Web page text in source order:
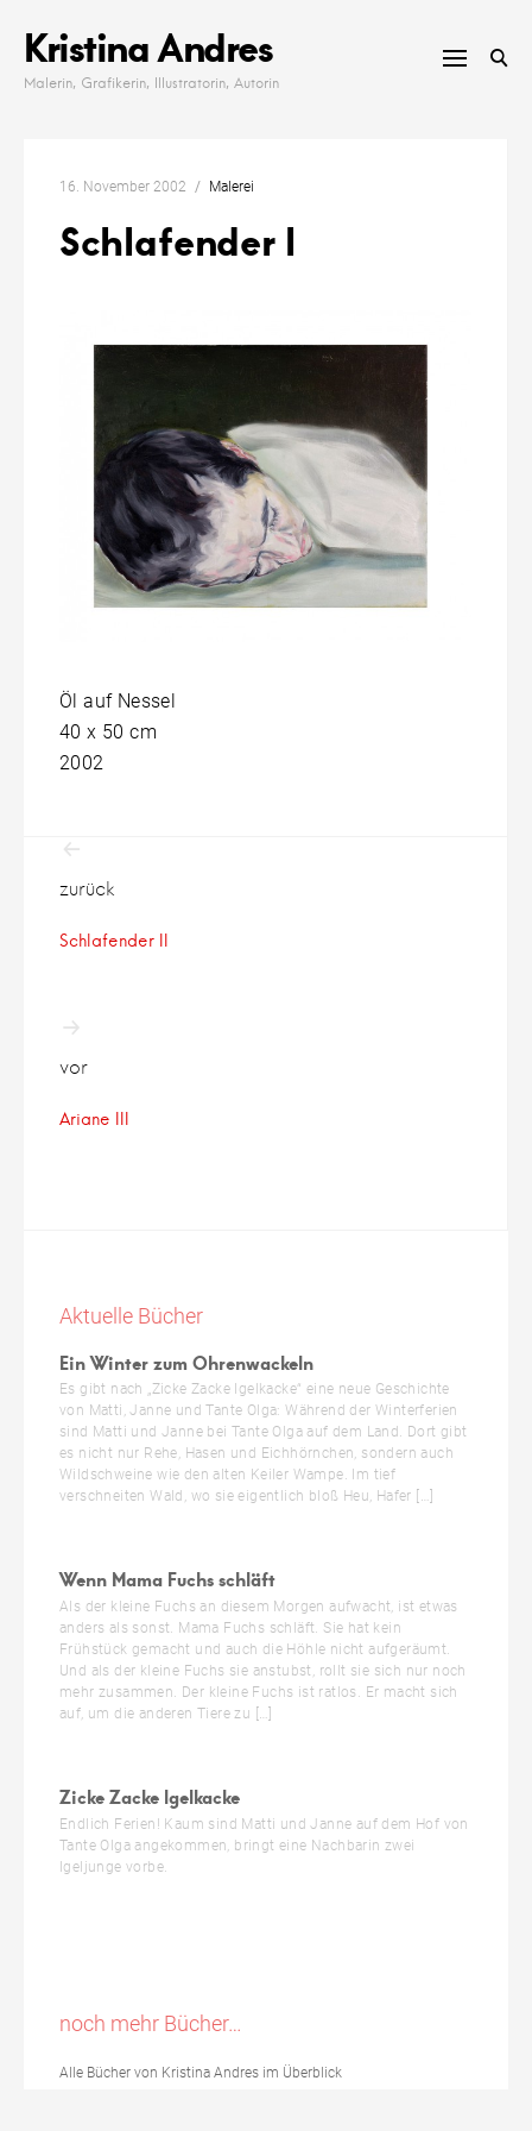
content
Kristina Andres
Malerin, Grafikerin, Illustratorin, Autorin
16. November 2002 Malerei
Schlafender I
Öl auf Nessel
40 x 50 cm
2002
Beitragsnavigation
zurück
Schlafender II
vor
Ariane III
Aktuelle Bücher
Ein Winter zum Ohrenwackeln
Es gibt nach „Zicke Zacke Igelkacke“ eine neue Geschichte
von Matti, Janne und Tante Olga: Während der Winterferien
sind Matti und Janne bei Tante Olga auf dem Land. Dort gibt
es nicht nur Rehe, Hasen und Eichhörnchen, sondern auch
Wildschweine wie den alten Keiler Wampe. Im tief
verschneiten Wald, wo sie eigentlich bloß Heu, Hafer […]
Wenn Mama Fuchs schläft
Als der kleine Fuchs an diesem Morgen aufwacht, ist etwas
anders als sonst. Mama Fuchs schläft. Sie hat kein
Frühstück gemacht und auch die Höhle nicht aufgeräumt.
Und als der kleine Fuchs sie anstubst, rollt sie sich nur noch
mehr zusammen. Der kleine Fuchs ist ratlos. Er macht sich
auf, um die anderen Tiere zu […]
Zicke Zacke Igelkacke
Endlich Ferien! Kaum sind Matti und Janne auf dem Hof von
Tante Olga angekommen, bringt eine Nachbarin zwei
Igeljunge vorbe.
noch mehr Bücher…
Alle Bücher von Kristina Andres im Überblick